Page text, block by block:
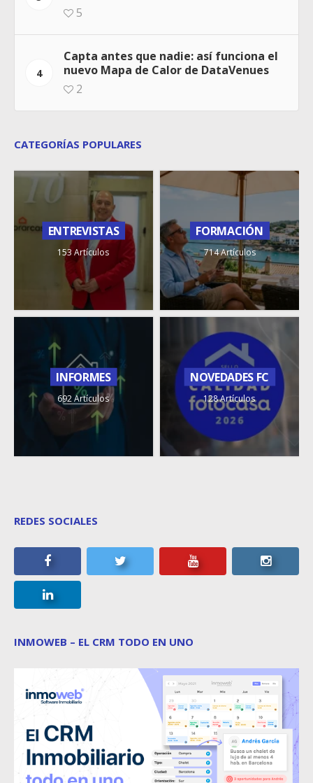
5
4
Capta antes que nadie: así funciona el
nuevo Mapa de Calor de DataVenues
2
CATEGORÍAS POPULARES
ENTREVISTAS
153 Artículos
FORMACIÓN
714 Artículos
INFORMES
692 Artículos
NOVEDADES FC
128 Artículos
REDES SOCIALES
INMOWEB – EL CRM TODO EN UNO